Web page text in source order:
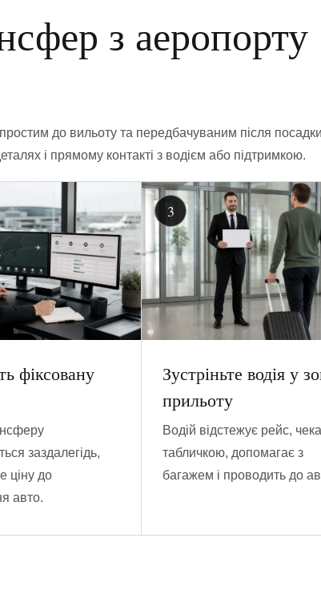
з аеропорту
до вильоту та передбачуваним після
і прямому контакті з водієм або підтримкою.
фіксовану
заздалегідь,
ціну до
авто.
Зустріньте водія у
прильоту
Водій відстежує рейс,
табличкою, допомагає з
багажем і проводить до